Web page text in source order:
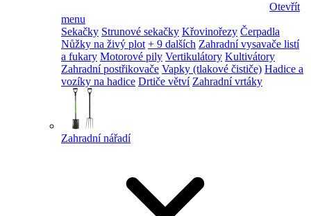
Otevřít
menu
Sekačky Strunové sekačky Křovinořezy Čerpadla
Nůžky na živý plot + 9 dalších Zahradní vysavače listí
a fukary Motorové pily Vertikulátory Kultivátory
Zahradní postřikovače Vapky (tlakové čističe) Hadice a
vozíky na hadice Drtiče větví Zahradní vrtáky
Zahradní nářadí